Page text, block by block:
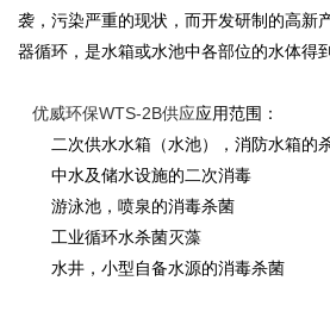
袭，污染严重的现状，而开发研制的高新
器循环，是水箱或水池中各部位的水体得
优威环保WTS-2B供应应用范围：
二次供水水箱（水池），消防水箱的
中水及储水设施的二次消毒
游泳池，喷泉的消毒杀菌
工业循环水杀菌灭藻
水井，小型自备水源的消毒杀菌